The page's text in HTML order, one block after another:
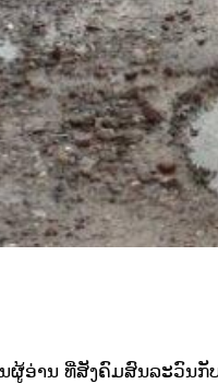
ຜູ້ອ່ານ ທີ່ສັງຄົມສົນລະວົນ